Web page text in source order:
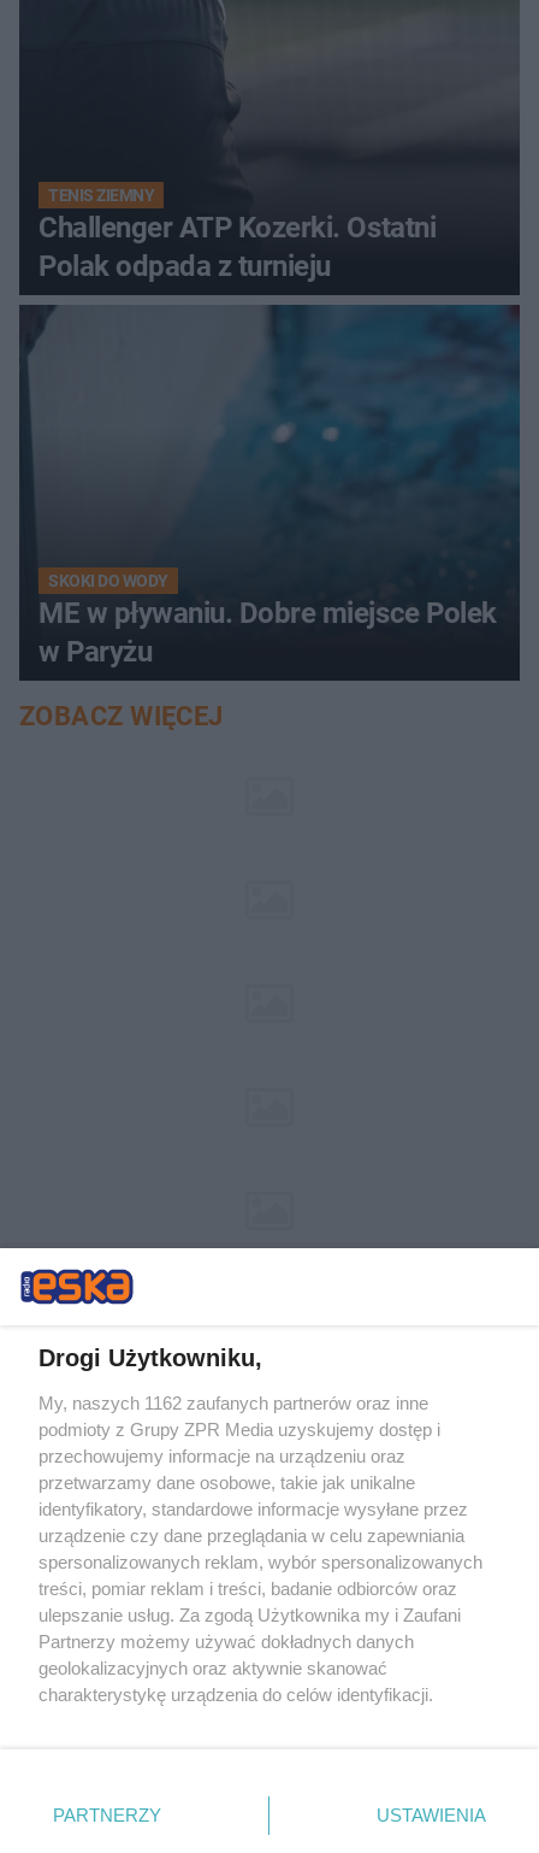
TENIS ZIEMNY
Challenger ATP Kozerki. Ostatni
Polak odpada z turnieju
SKOKI DO WODY
ME w pływaniu. Dobre miejsce Polek
w Paryżu
ZOBACZ WIĘCEJ
Żaden utwór zamieszczony w serwisie nie może być powielany i
rozpowszechniany lub dalej rozpowszechniany w jakikolwiek sposób (w
tym także elektroniczny lub mechaniczny) na jakimkolwiek polu
eksploatacji w jakiejkolwiek formie, włącznie z umieszczaniem w
Internecie bez pisemnej zgody właściciela praw. Jakiekolwiek użycie lub
wykorzystanie utworów w całości lub w części z naruszeniem prawa,
tzn. bez właściwej zgody, jest zabronione pod groźbą kary i może być
ścigane prawnie.
Drogi Użytkowniku,
My, naszych 1162 zaufanych partnerów oraz inne
podmioty z Grupy ZPR Media uzyskujemy dostęp i
przechowujemy informacje na urządzeniu oraz
przetwarzamy dane osobowe, takie jak unikalne
identyfikatory, standardowe informacje wysyłane przez
urządzenie czy dane przeglądania w celu zapewniania
spersonalizowanych reklam, wybór spersonalizowanych
treści, pomiar reklam i treści, badanie odbiorców oraz
ulepszanie usług. Za zgodą Użytkownika my i Zaufani
Partnerzy możemy używać dokładnych danych
geolokalizacyjnych oraz aktywnie skanować
charakterystykę urządzenia do celów identyfikacji.
zmienić/wycofać klikając przycisk ustawień prywatności
znajdujący się w lewym dolnym rogu strony
PARTNERZY USTAWIENIA